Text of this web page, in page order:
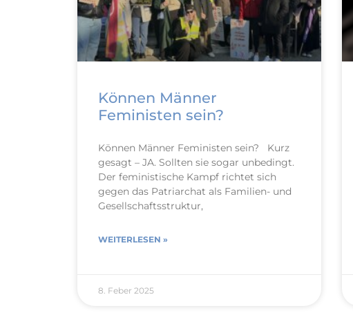
Können Männer
Feministen sein?
Können Männer Feministen sein? Kurz
gesagt – JA. Sollten sie sogar unbedingt.
Der feministische Kampf richtet sich
gegen das Patriarchat als Familien- und
Gesellschaftsstruktur,
WEITERLESEN »
8. Feber 2025